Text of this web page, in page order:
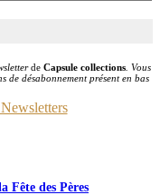
de Capsule collections . Vous
de désabonnement présent en bas
Fête des Pères